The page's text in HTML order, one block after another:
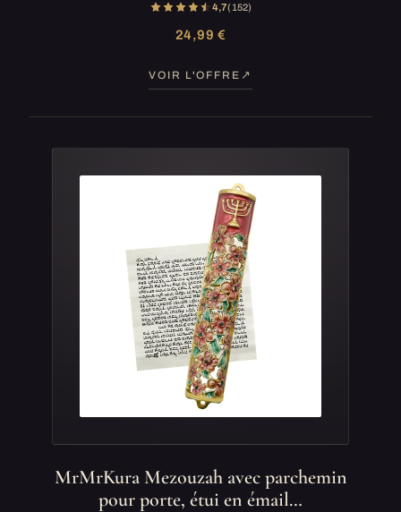
4,7(152)
24,99 €
VOIR L'OFFRE
MrMrKura Mezouzah avec parchemin
pour porte, étui en émail…